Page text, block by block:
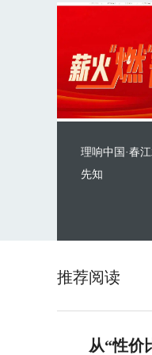
理响中国·春
先知
推荐阅读
从“性价